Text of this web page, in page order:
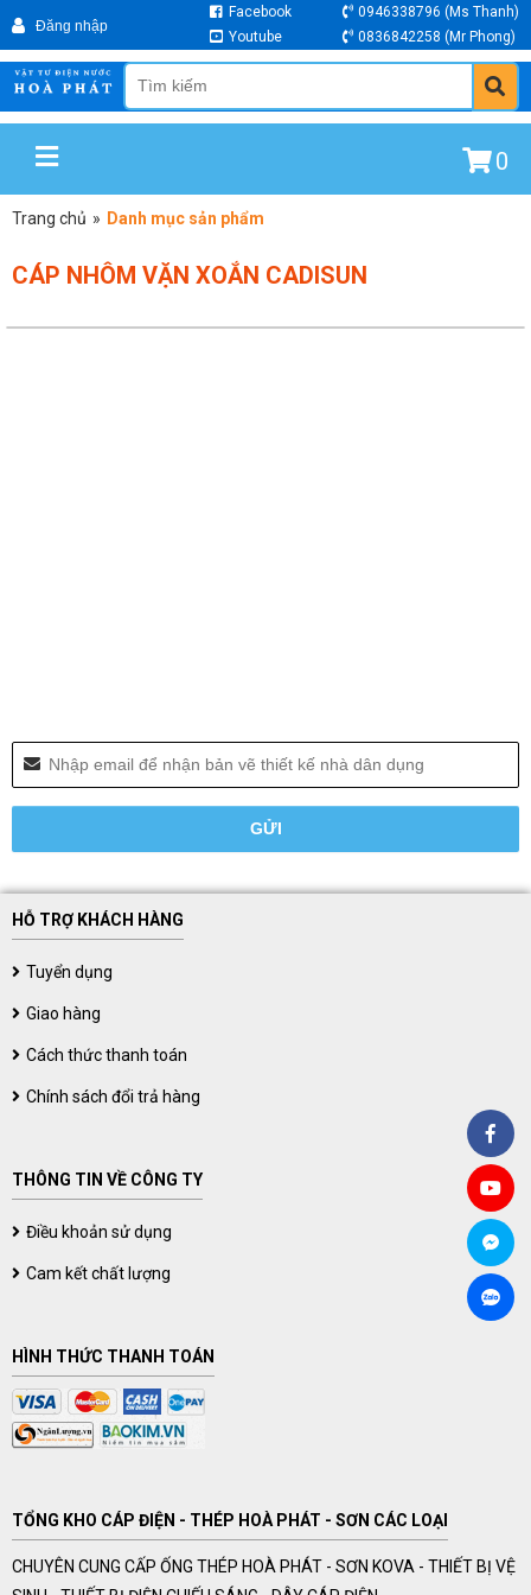
Facebook
Youtube
0946338796 (Ms Thanh)
0836842258 (Mr Phong)
0
Trang chủ » Danh mục sản phẩm
CÁP NHÔM VẶN XOẮN CADISUN
HỖ TRỢ KHÁCH HÀNG
Tuyển dụng
Giao hàng
Cách thức thanh toán
Chính sách đổi trả hàng
THÔNG TIN VỀ CÔNG TY
Điều khoản sử dụng
Cam kết chất lượng
HÌNH THỨC THANH TOÁN
TỔNG KHO CÁP ĐIỆN - THÉP HOÀ PHÁT - SƠN CÁC LOẠI
CHUYÊN CUNG CẤP ỐNG THÉP HOÀ PHÁT - SƠN KOVA - THIẾT BỊ VỆ